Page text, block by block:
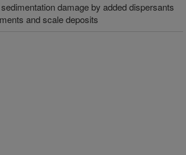
damage by added dispersants
and scale deposits